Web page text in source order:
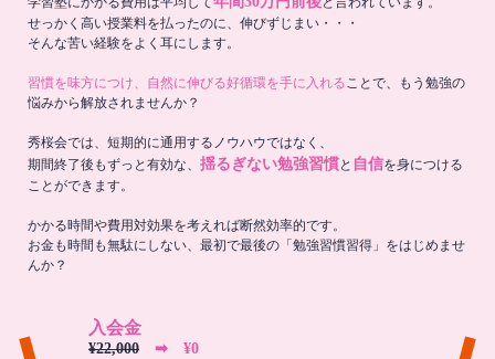
せっかく高い授業料を払ったのに、伸びずじまい・・・
そんな苦い経験をよく耳にします。
習慣を味方につけ、自然に伸びる好循環を手に入れることで、もう勉強の
悩みから解放されませんか？
秀桜会では、短期的に通用するノウハウではなく、
期間終了後もずっと有効な、 揺るぎない勉強習慣と 自信を身につける
ことができます。
かかる時間や費用対効果を考えれば断然効率的です。
お金も時間も無駄にしない、最初で最後の「勉強習慣習得」をはじめませ
んか？
入会金
¥22,000 ➡︎ ¥0